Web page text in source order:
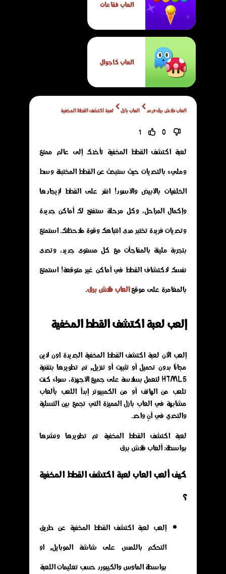
العاب فقاعات
العاب كاجوال
العاب فلاش برق ورعد العاب بازل لعبة اكتشف القطط المخفية
0
1
لعبة اكتشف القطط المخفية تأخذك إلى عالم ممتع
ومليء بالتحديات حيث ستبحث عن القطط المختبئة وسط
الخلفيات بالأبيض والأسود! انقر على القطط لإيجادها
وإكمال المراحل، وكل مرحلة ستفتح لك أماكن جديدة
وتحديات فريدة تختبر مدى انتباهك وقوة ملاحظتك. استمتع
بتجربة مليئة بالمفاجآت مع كل مستوى جديد، وتحدى
نفسك لاكتشاف القطط في أماكن غير متوقعة! استمتع
بالمغامرة على موقعالعاب فلاش برق.
إلعب لعبة اكتشف القطط المخفية
إلعب الآن لعبة اكتشف القطط المخفية الجديدة اون لاين
مجانًا بدون تحميل أو تثبيت أو تنزيل, تم تطويرها بتقنية
HTML5 لتعمل بسلاسة على جميع الأجهزة، سواء كنت
تلعب من الهاتف أو من الكمبيوتر إبدأ اللعب بألعاب
مشابهة في العاب بازل المميزة التي تجمع بين التسلية
والتحدي في آنٍ واحد.
لعبة اكتشف القطط المخفية تم تطويرها ونشرها
بواسطة: ألعاب فلاش برق
كيف ألعب العاب لعبة اكتشف القطط المخفية
؟
إلعب لعبة اكتشف القطط المخفية عن طريق
التحكم باللمس على شاشة الموبايل, او
بواسطة الماوس والكيبورد حسب تعليمات اللعبة